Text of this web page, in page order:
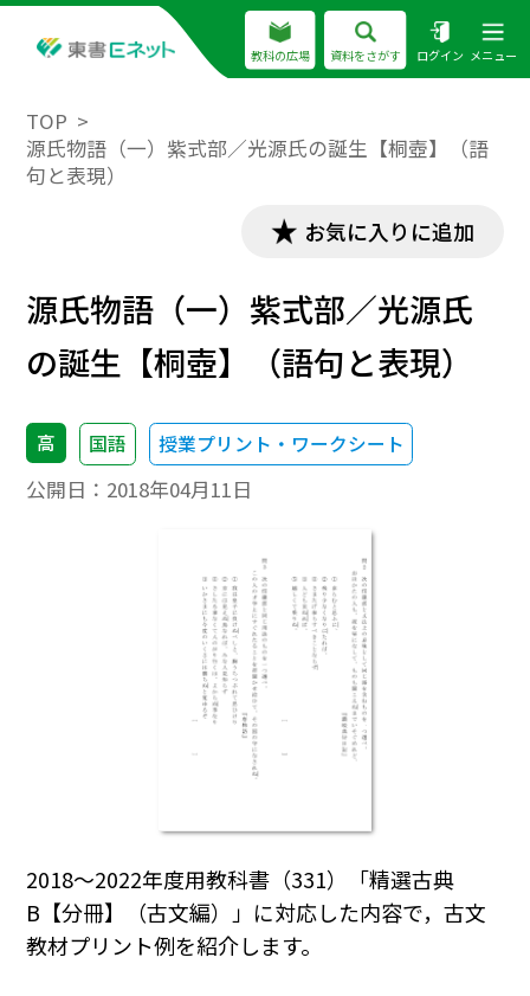
教科の広場 資料をさがす ログイン メニュー
TOP
源氏物語（一）紫式部／光源氏の誕生【桐壺】（語
句と表現）
お気に入りに追加
源氏物語（一）紫式部／光源氏
の誕生【桐壺】（語句と表現）
高 国語 授業プリント・ワークシート
公開日： 2018年04月11日
2018～2022年度用教科書（331）「精選古典
B【分冊】（古文編）」に対応した内容で，古文
教材プリント例を紹介します。